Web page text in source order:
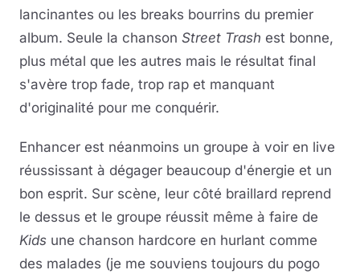
lancinantes ou les breaks bourrins du premier
album. Seule la chanson Street Trash est bonne,
plus métal que les autres mais le résultat final
s'avère trop fade, trop rap et manquant
d'originalité pour me conquérir.
Enhancer est néanmoins un groupe à voir en live
réussissant à dégager beaucoup d'énergie et un
bon esprit. Sur scène, leur côté braillard reprend
le dessus et le groupe réussit même à faire de
Kids une chanson hardcore en hurlant comme
des malades (je me souviens toujours du pogo